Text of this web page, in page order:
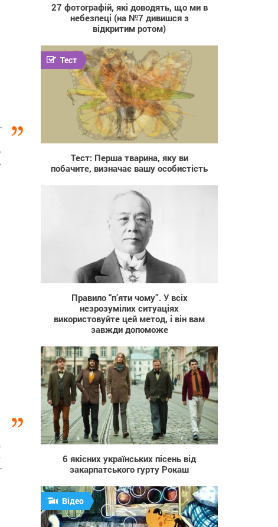
27 фотографій, які доводять, що ми в
небезпеці (на №7 дивишся з
відкритим ротом)
116 651
Тест
Тест: Перша тварина, яку ви
побачите, визначає вашу особистість
99 248
Правило “п’яти чому”. У всіх
незрозумілих ситуаціях
використовуйте цей метод, і він вам
завжди допоможе
2 882
6 якісних українських пісень від
закарпатського гурту Рокаш
Відео